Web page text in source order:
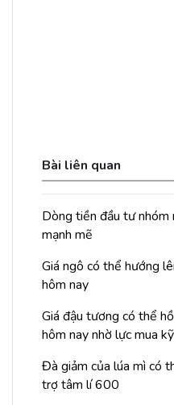
Bài liên quan
Dòng tiền đầu tư nhóm
mạnh mẽ
Giá ngô có thể hướng
hôm nay
Giá đậu tương có thể
hôm nay nhờ lực mua
Đà giảm của lúa mì có
trợ tâm lí 600